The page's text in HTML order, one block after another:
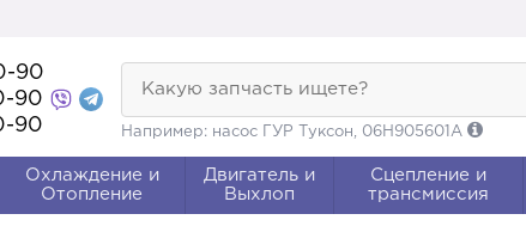
90
90
90
Какую запчасть ищете?
Например: насос ГУР Туксон, 06H905601A
Охлаждение и
Отопление
Двигатель и
Выхлоп
Сцепление и
трансмиссия